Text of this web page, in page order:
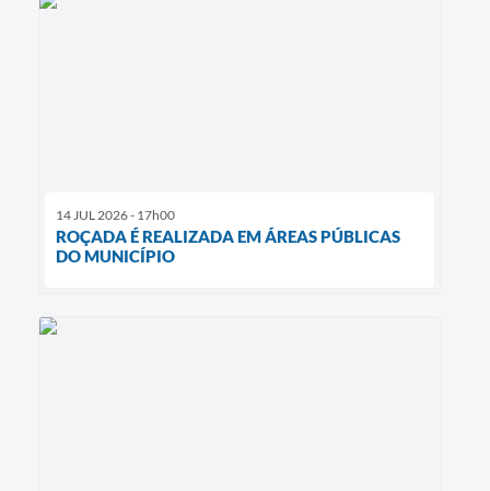
14 JUL 2026 - 17h00
ROÇADA É REALIZADA EM ÁREAS PÚBLICAS
DO MUNICÍPIO